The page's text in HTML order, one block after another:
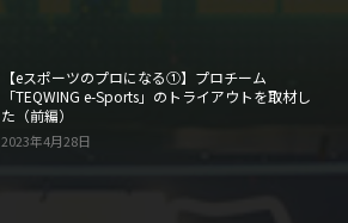
【eスポーツのプロになる①】プロチーム
「TEQWING e-Sports」のトライアウトを取材し
た（前編）
2023年4月28日